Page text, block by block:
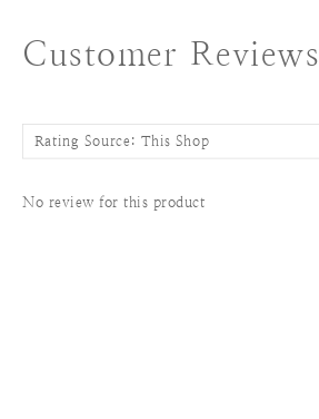
Customer Reviews
No review for this product